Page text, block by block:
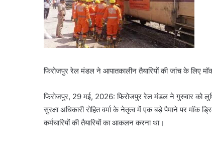
फिरोजपुर रेल मंडल ने आपातकालीन तैयारियों की जांच के लिए
फिरोजपुर, 29 मई, 2026: फिरोजपुर रेल मंडल ने गुरुवार को
सुरक्षा अधिकारी रोहित वर्मा के नेतृत्व में एक बड़े पैमाने पर
कर्मचारियों की तैयारियों का आकलन करना था।